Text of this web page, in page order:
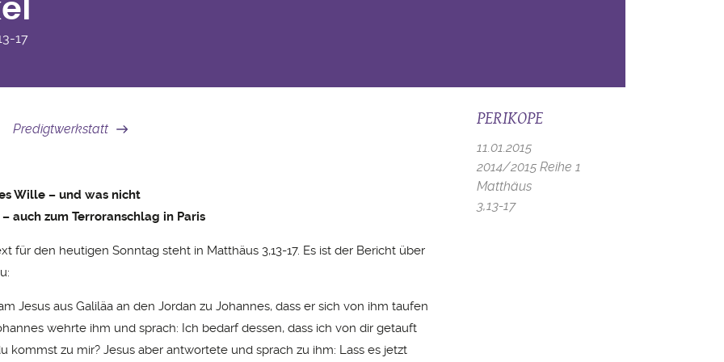
17
Predigtwerkstatt
Wille – und was nicht
auch zum Terroranschlag in Paris
für den heutigen Sonntag steht in Matthäus 3,13-17. Es ist der Bericht über
Jesus aus Galiläa an den Jordan zu Johannes, dass er sich von ihm taufen
wehrte ihm und sprach: Ich bedarf dessen, dass ich von dir getauft
kommst zu mir? Jesus aber antwortete und sprach zu ihm: Lass es jetzt
PERIKOPE
11.01.2015
2014/2015 Reihe 1
Matthäus
3,13-17